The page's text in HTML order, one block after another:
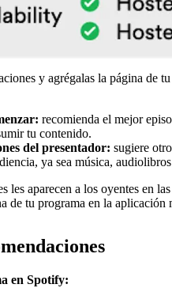
y agrégalas la página de
recomienda el mejor
tu contenido.
del presentador: sugiere
ya sea música,
les aparecen a los oyentes en
de tu programa en la aplicación
en Spotify: